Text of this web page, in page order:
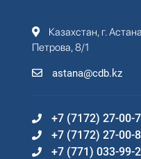
Казахстан, г.
Петрова, 8/1
astana@cdb.kz
+7 (7172) 27-00-
+7 (7172) 27-00-
+7 (771) 033-99-